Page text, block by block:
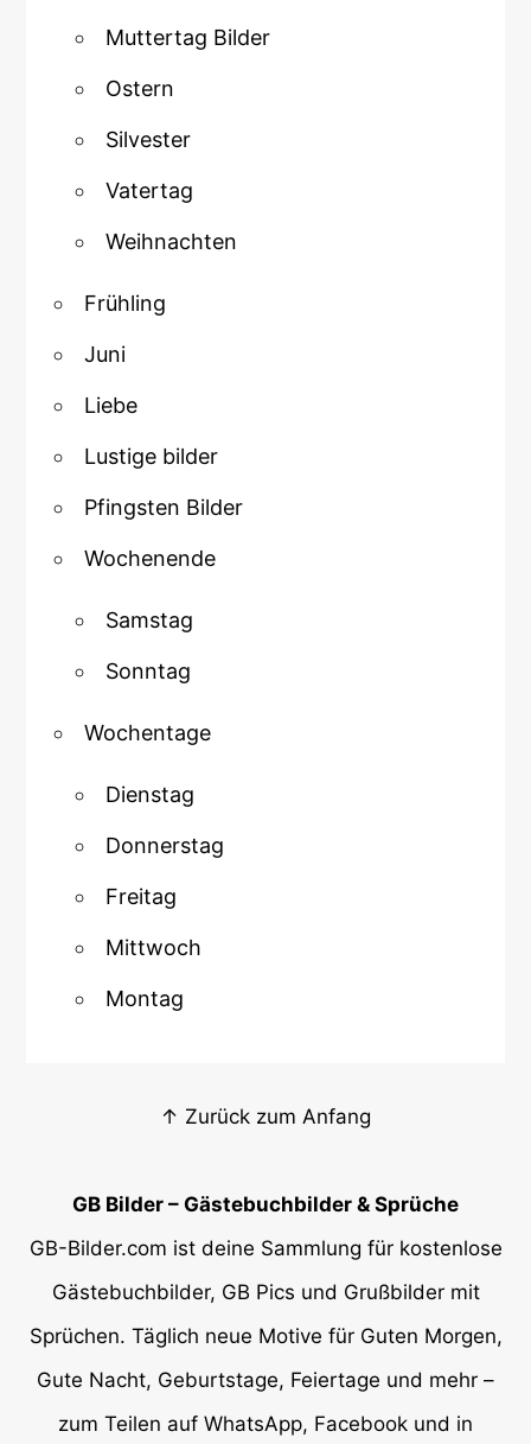
Muttertag Bilder
Ostern
Silvester
Vatertag
Weihnachten
Frühling
Juni
Liebe
Lustige bilder
Pfingsten Bilder
Wochenende
Samstag
Sonntag
Wochentage
Dienstag
Donnerstag
Freitag
Mittwoch
Montag
↑ Zurück zum Anfang
GB Bilder – Gästebuchbilder & Sprüche
GB-Bilder.com ist deine Sammlung für kostenlose
Gästebuchbilder, GB Pics und Grußbilder mit
Sprüchen. Täglich neue Motive für Guten Morgen,
Gute Nacht, Geburtstage, Feiertage und mehr –
zum Teilen auf WhatsApp, Facebook und in